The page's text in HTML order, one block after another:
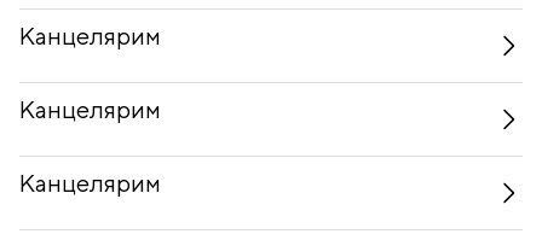
Канцелярим
Канцелярим
Канцелярим